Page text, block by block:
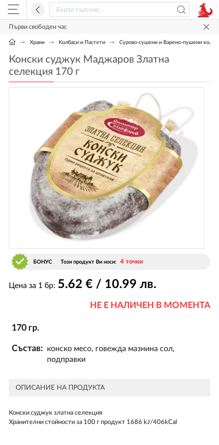
Първи свободен час
Храни Колбаси и Пастети Сурово-сушени и Варено-пушени
Конски суджук Маджаров Златна
селекция 170 г
БОНУС Този продукт Ви носи: 4 точки
Цена за 1 бр: 5.62 € / 10.99 лв.
НЕ Е НАЛИЧЕН В МОМЕНТА
170 гр.
Състав:
конско месо, говежда мазнина сол,
подправки
ОПИСАНИЕ НА ПРОДУКТА
Конски суджук златна селекция
Хранителни стойности за 100 г продукт 1686 kJ/406kCal